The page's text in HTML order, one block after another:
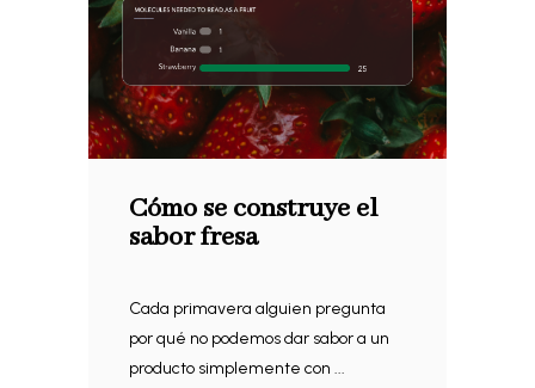
Cómo se construye el
sabor fresa
Cada primavera alguien pregunta
por qué no podemos dar sabor a un
producto simplemente con ...